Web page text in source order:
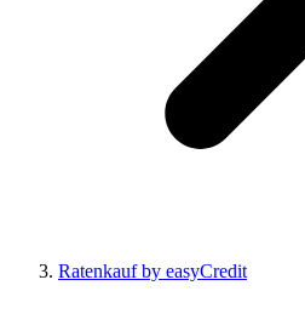
Ratenkauf by easyCredit